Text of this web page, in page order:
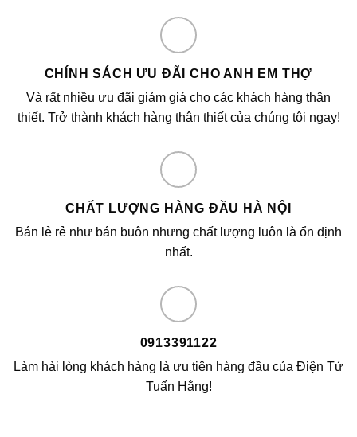
CHÍNH SÁCH ƯU ĐÃI CHO ANH EM THỢ
Và rất nhiều ưu đãi giảm giá cho các khách hàng thân
thiết. Trở thành khách hàng thân thiết của chúng tôi ngay!
CHẤT LƯỢNG HÀNG ĐẦU HÀ NỘI
Bán lẻ rẻ như bán buôn nhưng chất lượng luôn là ổn định
nhất.
0913391122
Làm hài lòng khách hàng là ưu tiên hàng đầu của Điện Tử
Tuấn Hằng!